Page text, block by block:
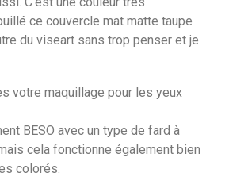
ce couvercle mat matte taupe
du viseart sans trop penser et je
votre maquillage pour les yeux
BESO avec un type de fard à
cela fonctionne également bien
colorés.